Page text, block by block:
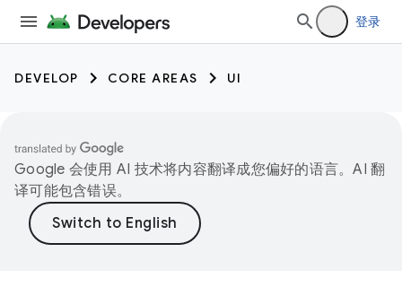
登录
DEVELOP CORE AREAS UI
Google 会使用 AI 技术将内容翻译成您偏好的语言。AI 翻
译可能包含错误。